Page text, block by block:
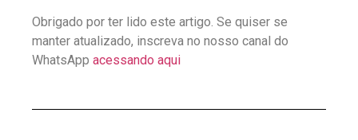
Obrigado por ter lido este artigo. Se quiser se
manter atualizado, inscreva no nosso canal do
WhatsApp acessando aqui